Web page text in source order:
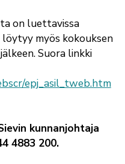
on luettavissa
myös kokouksen
Suora linkki
epj_asil_tweb.htm
kunnanjohtaja
4883 200.